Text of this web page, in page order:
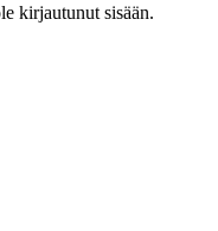
kirjautunut sisään.